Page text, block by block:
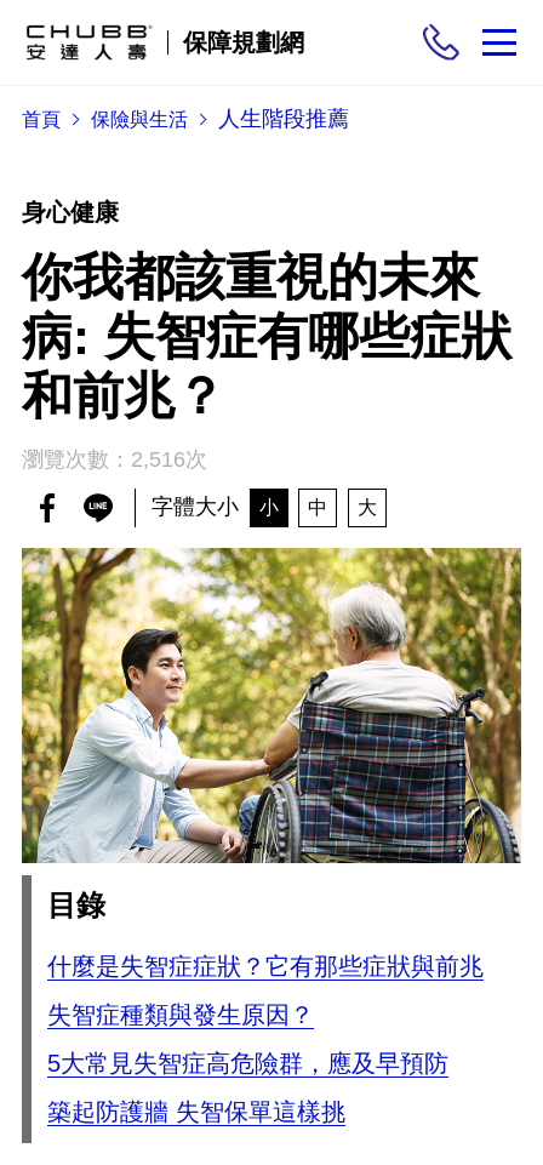
保障規劃網
保險商品
需求分析
投保與理賠
保險與生活
首頁 保險與生活 人生階段推薦
身心健康
你我都該重視的未來
病: 失智症有哪些症狀
和前兆？
瀏覽次數：2,516次
字體大小
小 中 大
目錄
什麼是失智症症狀？它有那些症狀與前兆
失智症種類與發生原因？
5大常見失智症高危險群，應及早預防
築起防護牆 失智保單這樣挑